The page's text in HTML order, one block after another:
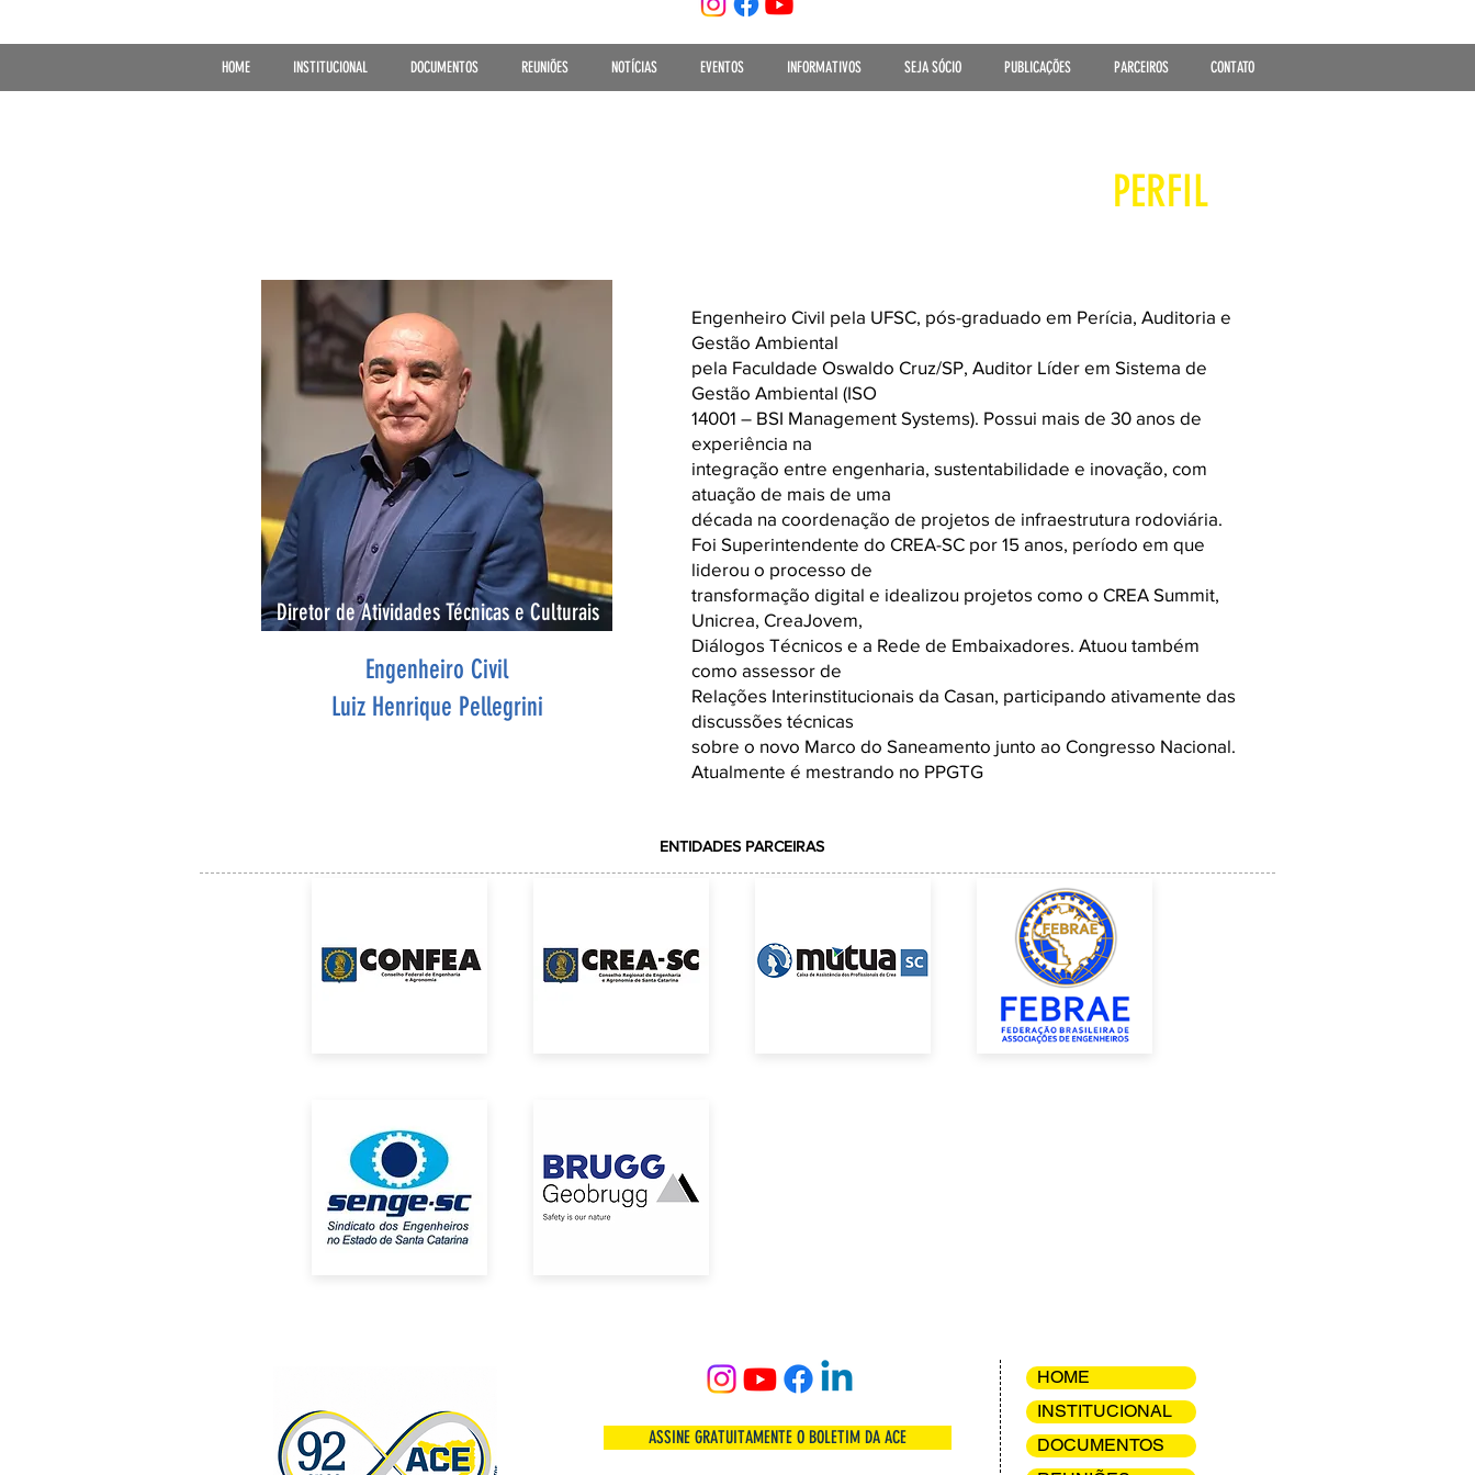
HOME INSTITUCIONAL DOCUMENTOS REUNIÕES NOTÍCIAS EVENTOS INFORMATIVOS SEJA SÓCIO PUBLICAÇÕES PARCEIROS CONTATO
PERFIL
Diretor de Atividades Técnicas e Culturais
Engenheiro Civil
Luiz Henrique Pellegrini
Engenheiro Civil pela UFSC, pós-graduado em Perícia, Auditoria e
Gestão Ambiental
pela Faculdade Oswaldo Cruz/SP, Auditor Líder em Sistema de
Gestão Ambiental (ISO
14001 – BSI Management Systems). Possui mais de 30 anos de
experiência na
integração entre engenharia, sustentabilidade e inovação, com
atuação de mais de uma
década na coordenação de projetos de infraestrutura rodoviária.
Foi Superintendente do CREA-SC por 15 anos, período em que
liderou o processo de
transformação digital e idealizou projetos como o CREA Summit,
Unicrea, CreaJovem,
Diálogos Técnicos e a Rede de Embaixadores. Atuou também
como assessor de
Relações Interinstitucionais da Casan, participando ativamente das
discussões técnicas
sobre o novo Marco do Saneamento junto ao Congresso Nacional.
Atualmente é mestrando no PPGTG
ENTIDADES PARCEIRAS
ASSINE GRATUITAMENTE O BOLETIM DA ACE
HOME
INSTITUCIONAL
DOCUMENTOS